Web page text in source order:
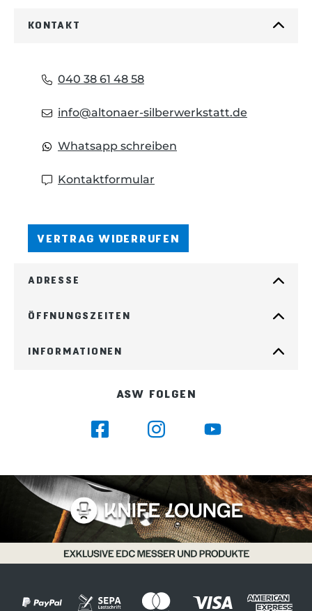
KONTAKT
040 38 61 48 58
info@altonaer-silberwerkstatt.de
Whatsapp schreiben
Kontaktformular
VERTRAG WIDERRUFEN
ADRESSE
ÖFFNUNGSZEITEN
INFORMATIONEN
ASW FOLGEN